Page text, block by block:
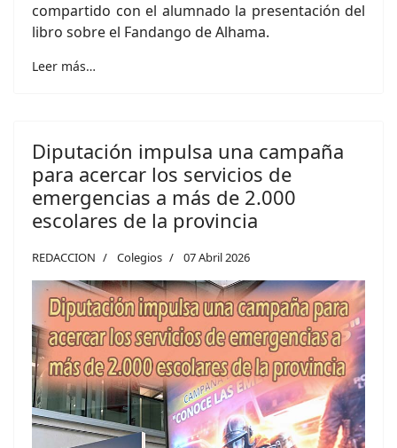
compartido con el alumnado la presentación del
libro sobre el Fandango de Alhama.
Leer más…
Diputación impulsa una campaña
para acercar los servicios de
emergencias a más de 2.000
escolares de la provincia
REDACCION Colegios 07 Abril 2026